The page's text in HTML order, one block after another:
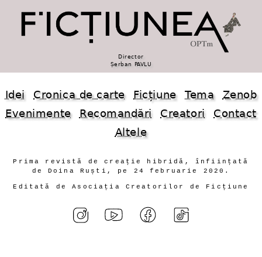
Director
Șerban PAVLU
Idei Cronica de carte Ficțiune Tema
Zenob
Evenimente
Recomandări Creatori
Contact
Altele
Prima revistă de creație hibridă, înființată
de Doina Ruști, pe 24 februarie 2020.
Editată de Asociația Creatorilor de Ficțiune